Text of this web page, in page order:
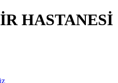
HASTANESİ